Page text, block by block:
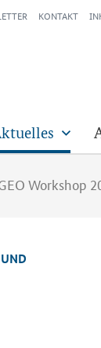
KONTAKT
Workshop